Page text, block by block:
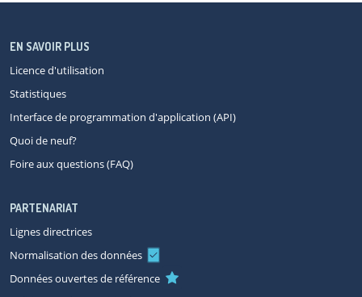
EN SAVOIR PLUS
Licence d'utilisation
Statistiques
Interface de programmation d'application (API)
Quoi de neuf?
Foire aux questions (FAQ)
PARTENARIAT
Lignes directrices
Normalisation des données
Données ouvertes de référence